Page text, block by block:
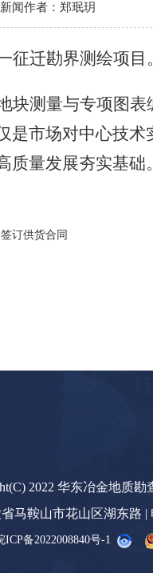
者：郑珉玥
征迁勘界测绘项目。
块测量与专项图
是市场对中心技
量发展夯实基础。
订供货合同
2022 华东冶金地质
马鞍山市花山区湖东路 |
ICP备2022008840号-1